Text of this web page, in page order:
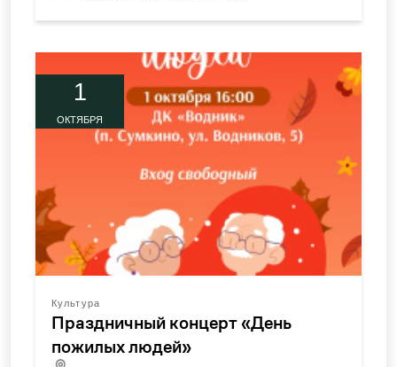
1
ОКТЯБРЯ
Культура
Праздничный концерт «День
пожилых людей»